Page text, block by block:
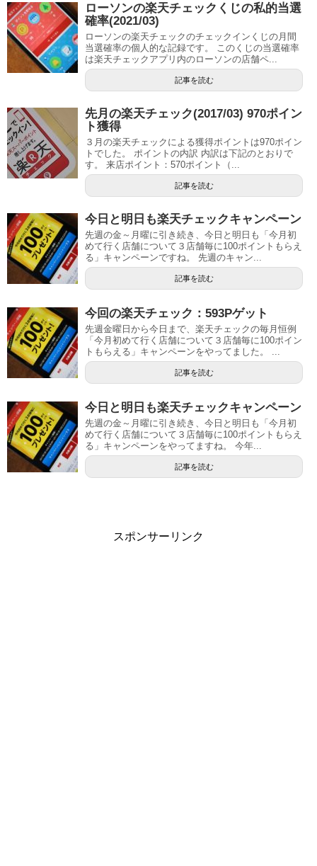
ローソンの楽天チェックくじの私的当選
確率(2021/03)
ローソンの楽天チェックのチェックインくじの月間
当選確率の個人的な記録です。 このくじの当選確率
は楽天チェックアプリ内のローソンの店舗ペ...
記事を読む
先月の楽天チェック(2017/03) 970ポイン
ト獲得
３月の楽天チェックによる獲得ポイントは970ポイン
トでした。 ポイントの内訳 内訳は下記のとおりで
す。 来店ポイント：570ポイント（...
記事を読む
今日と明日も楽天チェックキャンペーン
先週の金～月曜に引き続き、今日と明日も「今月初
めて行く店舗について３店舗毎に100ポイントもらえ
る」キャンペーンですね。 先週のキャン...
記事を読む
今回の楽天チェック：593Pゲット
先週金曜日から今日まで、楽天チェックの毎月恒例
「今月初めて行く店舗について３店舗毎に100ポイン
トもらえる」キャンペーンをやってました。 ...
記事を読む
今日と明日も楽天チェックキャンペーン
先週の金～月曜に引き続き、今日と明日も「今月初
めて行く店舗について３店舗毎に100ポイントもらえ
る」キャンペーンをやってますね。 今年...
記事を読む
スポンサーリンク